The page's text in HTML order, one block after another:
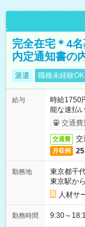
完全在宅＊4
内定通知書の
派遣 職種未経験OK
給与
時給1750
能な速払
交通費
交通費 交
月収例
勤務地
東京都千
東京駅か
人材サ
勤務時間 9:30～